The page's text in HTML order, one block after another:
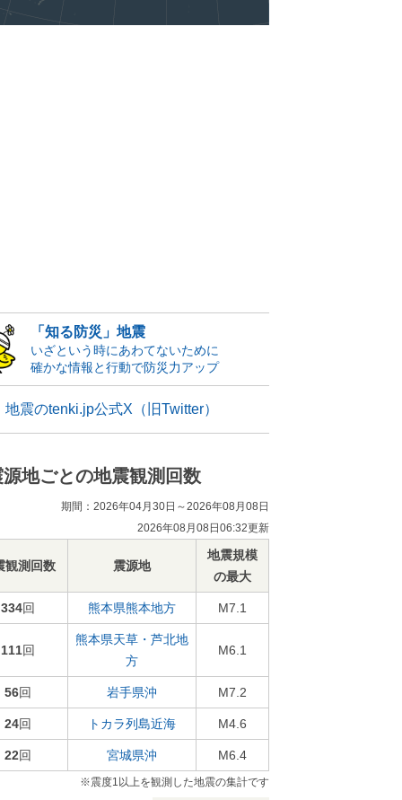
「知る防災」地震
いざという時にあわてないために
確かな情報と行動で防災力アップ
地震のtenki.jp公式X（旧Twitter）
源地ごとの地震観測回数
期間：2026年04月30日～2026年08月08日
2026年08月08日06:32更新
観測回数 震源地
地震規模
の最大
334回 熊本県熊本地方 M7.1
111回
熊本県天草・芦北地
方
M6.1
56回 岩手県沖 M7.2
24回 トカラ列島近海 M4.6
22回 宮城県沖 M6.4
※震度1以上を観測した地震の集計です